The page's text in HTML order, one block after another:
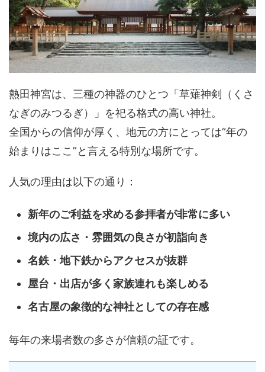
熱田神宮は、三種の神器のひとつ「草薙神剣（くさ
なぎのみつるぎ）」を祀る格式の高い神社。
全国からの信仰が厚く、地元の方にとっては“年の
始まりはここ”と言える特別な場所です。
人気の理由は以下の通り：
新年のご利益を求める参拝者が非常に多い
境内の広さ・雰囲気の良さが初詣向き
名鉄・地下鉄からアクセスが抜群
屋台・出店が多く家族連れも楽しめる
名古屋の象徴的な神社としての存在感
毎年の来場者数の多さが信頼の証です。